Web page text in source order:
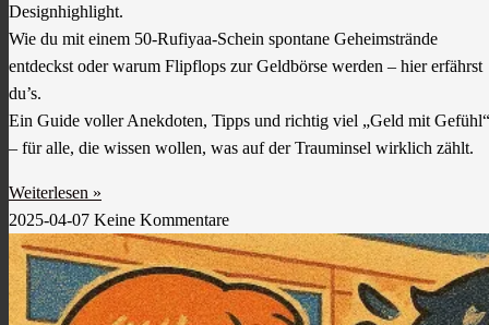
Designhighlight.
Wie du mit einem 50-Rufiyaa-Schein spontane Geheimstrände
entdeckst oder warum Flipflops zur Geldbörse werden – hier erfährst
du’s.
Ein Guide voller Anekdoten, Tipps und richtig viel „Geld mit Gefühl“
– für alle, die wissen wollen, was auf der Trauminsel wirklich zählt.
Weiterlesen »
2025-04-07 Keine Kommentare